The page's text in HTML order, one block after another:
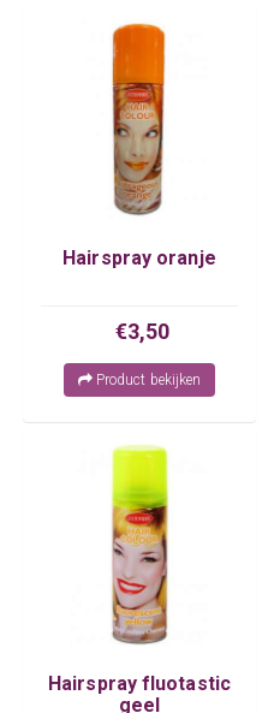
Hairspray oranje
€3,50
Product bekijken
Hairspray fluotastic
geel